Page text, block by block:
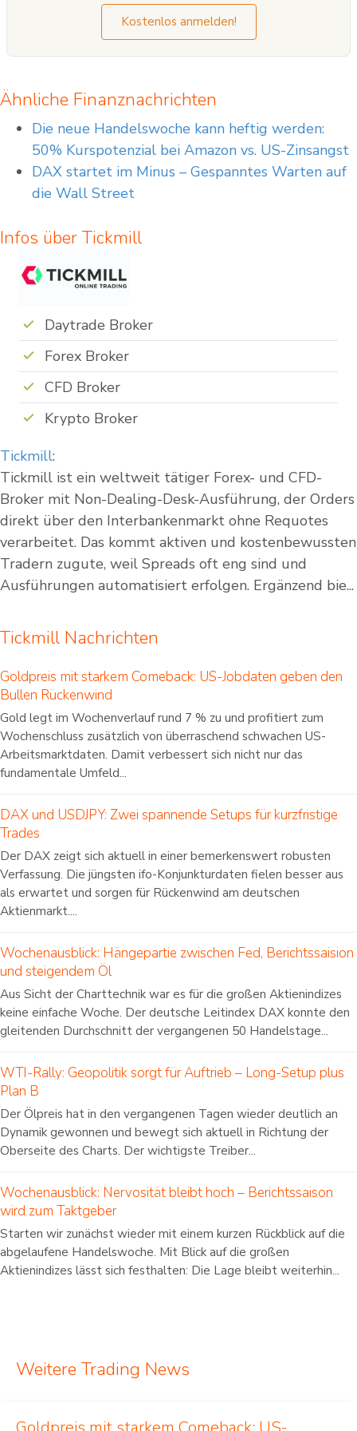
Kostenlos anmelden!
Ähnliche Finanznachrichten
Die neue Handelswoche kann heftig werden:
50% Kurspotenzial bei Amazon vs. US-Zinsangst
DAX startet im Minus – Gespanntes Warten auf
die Wall Street
Infos über Tickmill
Daytrade Broker
Forex Broker
CFD Broker
Krypto Broker
Tickmill:
Tickmill ist ein weltweit tätiger Forex- und CFD-
Broker mit Non-Dealing-Desk-Ausführung, der Orders
direkt über den Interbankenmarkt ohne Requotes
verarbeitet. Das kommt aktiven und kostenbewussten
Tradern zugute, weil Spreads oft eng sind und
Ausführungen automatisiert erfolgen. Ergänzend bie...
Tickmill Nachrichten
Goldpreis mit starkem Comeback: US-Jobdaten geben den
Bullen Rückenwind
Gold legt im Wochenverlauf rund 7 % zu und profitiert zum
Wochenschluss zusätzlich von überraschend schwachen US-
Arbeitsmarktdaten. Damit verbessert sich nicht nur das
fundamentale Umfeld...
DAX und USDJPY: Zwei spannende Setups für kurzfristige
Trades
Der DAX zeigt sich aktuell in einer bemerkenswert robusten
Verfassung. Die jüngsten ifo-Konjunkturdaten fielen besser aus
als erwartet und sorgen für Rückenwind am deutschen
Aktienmarkt....
Wochenausblick: Hängepartie zwischen Fed, Berichtssaision
und steigendem Öl
Aus Sicht der Charttechnik war es für die großen Aktienindizes
keine einfache Woche. Der deutsche Leitindex DAX konnte den
gleitenden Durchschnitt der vergangenen 50 Handelstage...
WTI-Rally: Geopolitik sorgt für Auftrieb – Long-Setup plus
Plan B
Der Ölpreis hat in den vergangenen Tagen wieder deutlich an
Dynamik gewonnen und bewegt sich aktuell in Richtung der
Oberseite des Charts. Der wichtigste Treiber...
Wochenausblick: Nervosität bleibt hoch – Berichtssaison
wird zum Taktgeber
Starten wir zunächst wieder mit einem kurzen Rückblick auf die
abgelaufene Handelswoche. Mit Blick auf die großen
Aktienindizes lässt sich festhalten: Die Lage bleibt weiterhin...
Weitere Trading News